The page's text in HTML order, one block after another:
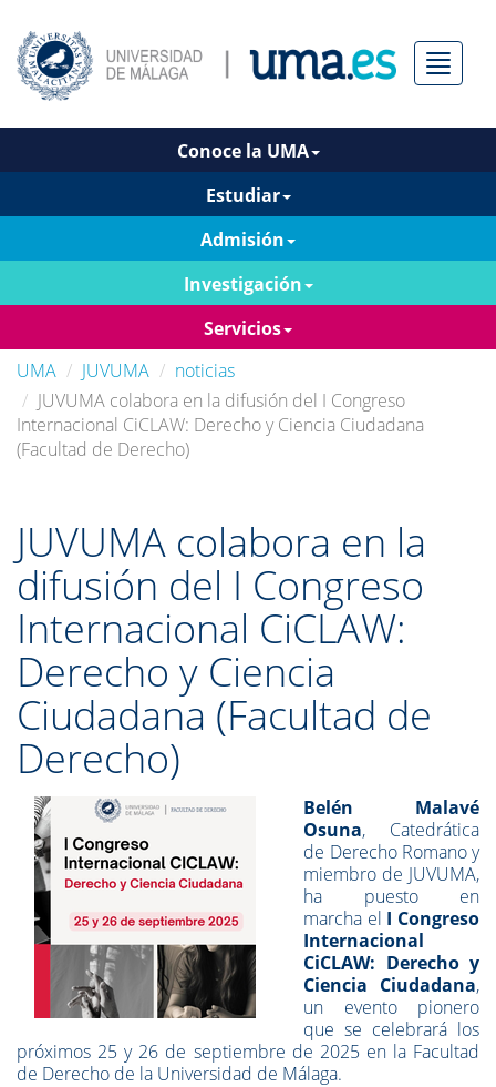
Menú
Conoce la UMA
Estudiar
Admisión
Investigación
Servicios
UMA
JUVUMA
noticias
JUVUMA colabora en la difusión del I Congreso
Internacional CiCLAW: Derecho y Ciencia Ciudadana
(Facultad de Derecho)
JUVUMA colabora en la
difusión del I Congreso
Internacional CiCLAW:
Derecho y Ciencia
Ciudadana (Facultad de
Derecho)
Belén Malavé
Osuna, Catedrática
de Derecho Romano y
miembro de JUVUMA,
ha puesto en
marcha el I Congreso
Internacional
CiCLAW: Derecho y
Ciencia Ciudadana,
un evento pionero
que se celebrará los
próximos 25 y 26 de septiembre de 2025 en la Facultad
de Derecho de la Universidad de Málaga.